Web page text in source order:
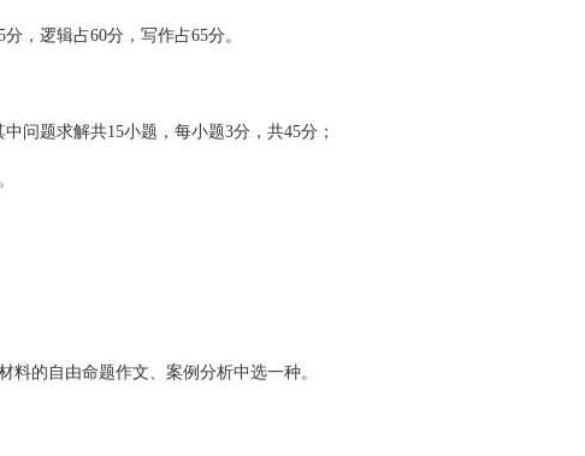
，逻辑占60分，写作占65分。
问题求解共15小题，每小题3分，共45分；
料的自由命题作文、案例分析中选一种。